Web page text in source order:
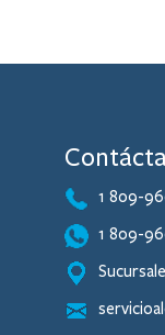
1 809-
1 809-